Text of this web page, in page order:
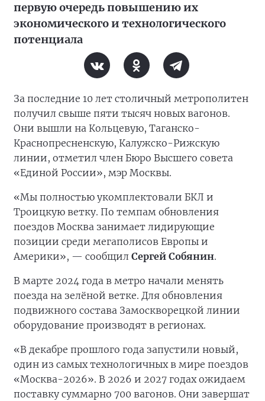
первую очередь повышению их
экономического и технологического
потенциала
За последние 10 лет столичный метрополитен
получил свыше пяти тысяч новых вагонов.
Они вышли на Кольцевую, Таганско-
Краснопресненскую, Калужско-Рижскую
линии, отметил член Бюро Высшего совета
«Единой России», мэр Москвы.
«Мы полностью укомплектовали БКЛ и
Троицкую ветку. По темпам обновления
поездов Москва занимает лидирующие
позиции среди мегаполисов Европы и
Америки», — сообщил Сергей Собянин.
В марте 2024 года в метро начали менять
поезда на зелёной ветке. Для обновления
подвижного состава Замоскворецкой линии
оборудование производят в регионах.
«В декабре прошлого года запустили новый,
один из самых технологичных в мире поездов
«Москва-2026». В 2026 и 2027 годах ожидаем
поставку суммарно 700 вагонов. Они завершат